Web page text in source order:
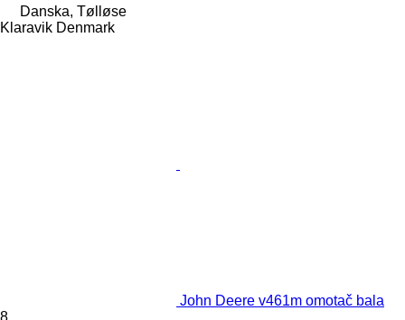
Danska, Tølløse
Klaravik Denmark
John Deere v461m omotač bala
8